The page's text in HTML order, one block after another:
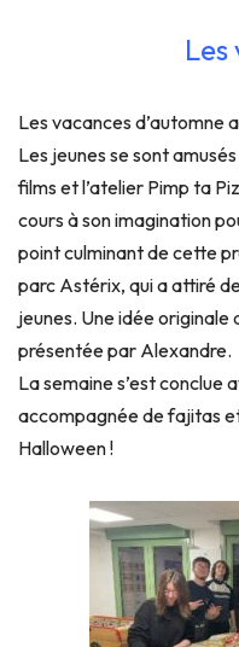
Les
Les vacances d’automne
Les jeunes se sont
films et l’atelier Pimp ta
cours à son imagination
point culminant de cette
parc Astérix, qui a attiré
jeunes. Une idée originale
présentée par Alexandre.
La semaine s’est conclue
accompagnée de fajitas
Halloween !